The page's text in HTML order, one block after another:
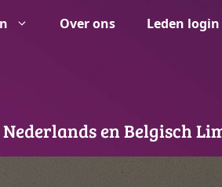
Over ons Leden login
en Belgisch